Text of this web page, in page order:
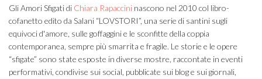
Gli Amori Sfigati di Chiara Rapaccini nascono nel 2010 col libro-
cofanetto edito da Salani “LOVSTORI”, una serie di santini sugli
equivoci d'amore, sulle goffaggini e le sconfitte della coppia
contemporanea, sempre più smarrita e fragile. Le storie e le opere
“sfigate” sono state esposte in diverse mostre, raccontate in eventi
performativi, condivise sui social, pubblicate sui blog e sui giornali,